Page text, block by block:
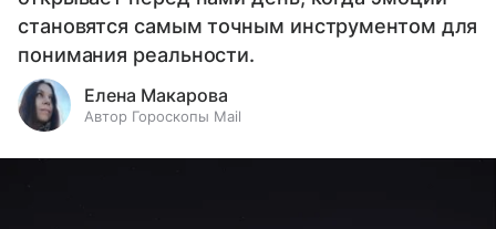
становятся самым точным инструментом для
понимания реальности.
Елена Макарова
Автор Гороскопы Mail